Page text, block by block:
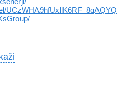
UCzWHA9hfUxllK6RF_8qAQYQ